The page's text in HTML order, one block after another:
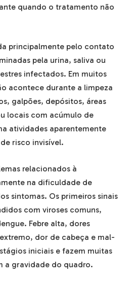
quando o tratamento não
principalmente pelo contato
pela urina, saliva ou
infectados. Em muitos
acontece durante a limpeza
galpões, depósitos, áreas
locais com acúmulo de
atividades aparentemente
risco invisível.
relacionados à
na dificuldade de
sintomas. Os primeiros sinais
com viroses comuns,
Febre alta, dores
dor de cabeça e mal-
iniciais e fazem muitas
a gravidade do quadro.